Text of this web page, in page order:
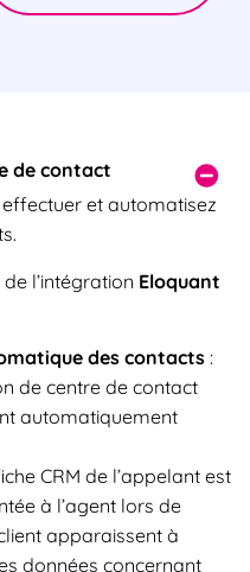
de contact
et automatisez
l’intégration Eloquant
des contacts :
de centre de contact
automatiquement
CRM de l’appelant est
à l’agent lors de
apparaissent à
données concernant